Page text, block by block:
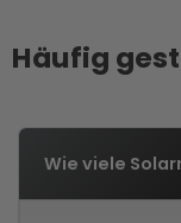
Häufig
Wie viele